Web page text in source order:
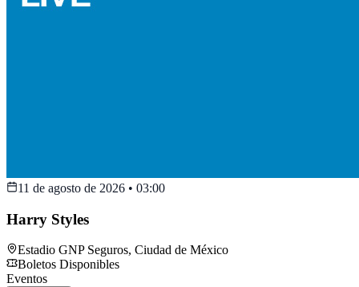
11 de agosto de 2026 • 03:00
Harry Styles
Estadio GNP Seguros, Ciudad de México
Boletos Disponibles
Eventos